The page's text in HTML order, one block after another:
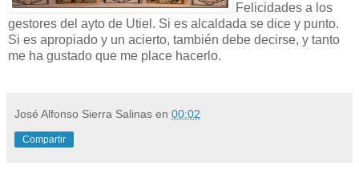
Felicidades a los
gestores del ayto de Utiel. Si es alcaldada se dice y punto.
Si es apropiado y un acierto, también debe decirse, y tanto
me ha gustado que me place hacerlo.
José Alfonso Sierra Salinas en 00:02
Compartir